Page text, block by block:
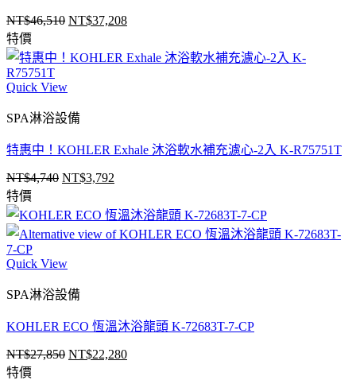
NT$46,510 原
價
NT$37,208目
價
特價
Quick View
SPA淋浴設備
特惠中！KOHLER Exhale 沐浴軟水補充濾心-2入 K-R75751T
NT$4,740 原
價
格：
NT$3,792目
價
格：
特價
Quick View
SPA淋浴設備
KOHLER ECO 恆溫沐浴龍頭 K-72683T-7-CP
NT$27,850 原
NT$22,280目
特價